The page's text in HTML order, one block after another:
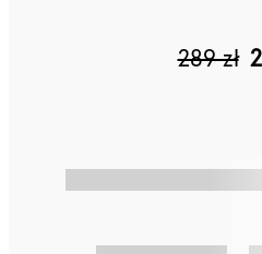
289 zł